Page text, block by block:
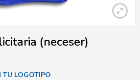
(neceser)
TU LOGOTIPO